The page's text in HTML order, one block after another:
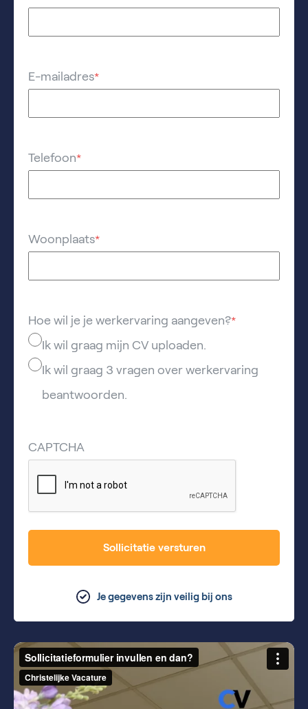
E-mailadres*
Telefoon*
Woonplaats*
Hoe wil je je werkervaring aangeven?*
Ik wil graag mijn CV uploaden.
Ik wil graag 3 vragen over werkervaring
beantwoorden.
CAPTCHA
Sollicitatie versturen
Je gegevens zijn veilig bij ons